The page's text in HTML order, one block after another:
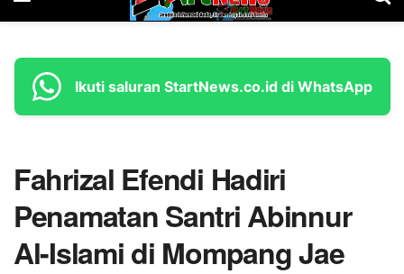
Ikuti saluran StartNews.co.id di WhatsApp
Fahrizal Efendi Hadiri
Penamatan Santri Abinnur
Al-Islami di Mompang Jae